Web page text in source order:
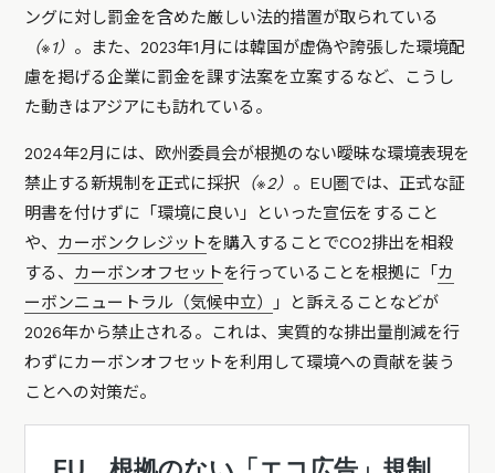
ングに対し罰金を含めた厳しい法的措置が取られている
（※1） 。また、2023年1月には韓国が虚偽や誇張した環境配
慮を掲げる企業に罰金を課す法案を立案するなど、こうし
た動きはアジアにも訪れている。
2024年2月には、欧州委員会が根拠のない曖昧な環境表現を
禁止する新規制を正式に採択 （※2） 。EU圏では、正式な証
明書を付けずに「環境に良い」といった宣伝をすること
や、 カーボンクレジットを購入することでCO2排出を相殺
する、 カーボンオフセットを行っていることを根拠に「 カ
ーボンニュートラル（気候中立）
」と訴えることなどが
2026年から禁止される。これは、実質的な排出量削減を行
わずにカーボンオフセットを利用して環境への貢献を装う
ことへの対策だ。